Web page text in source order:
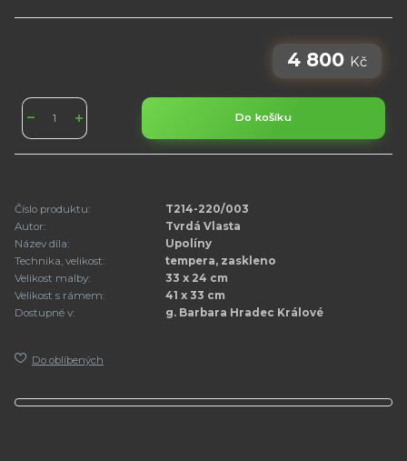
4 800 Kč
Do košíku
Číslo produktu:
T214-220/003
Autor:
Tvrdá Vlasta
Název díla:
Upolíny
Technika, velikost:
tempera, zaskleno
Velikost malby:
33 x 24 cm
Velikost s rámem:
41 x 33 cm
Dostupné v:
g. Barbara Hradec Králové
Do oblíbených